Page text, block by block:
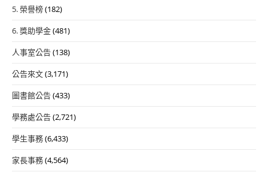
5. 榮譽榜(182)
6. 獎助學金(481)
人事室公告(138)
公告來文(3,171)
圖書館公告(433)
學務處公告(2,721)
學生事務(6,433)
家長事務(4,564)